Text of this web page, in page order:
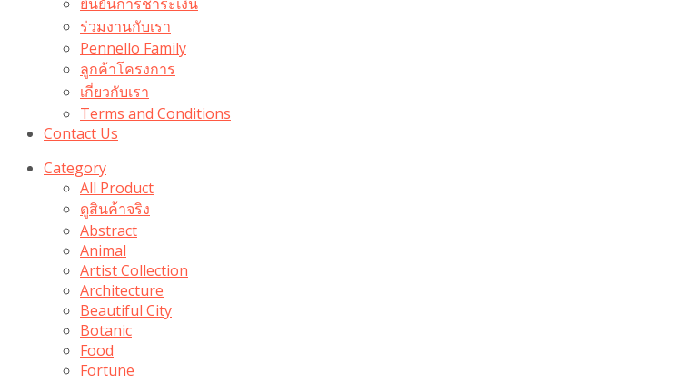
ร่วมงานกับเรา
Pennello Family
ลูกค้าโครงการ
เกี่ยวกับเรา
Terms and Conditions
Contact Us
Category
All Product
ดูสินค้าจริง
Abstract
Animal
Artist Collection
Architecture
Beautiful City
Botanic
Food
Fortune